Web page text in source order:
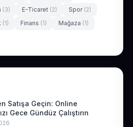
(3) E-Ticaret (2) Spor (2)
(1) Finans (1) Mağaza (1)
Satışa Geçin: Online
Gece Gündüz Çalıştırın